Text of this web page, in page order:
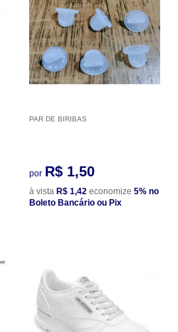
PAR DE BIRIBAS
por R$ 1,50
à vista R$ 1,42 economize 5% no
Boleto Bancário ou Pix